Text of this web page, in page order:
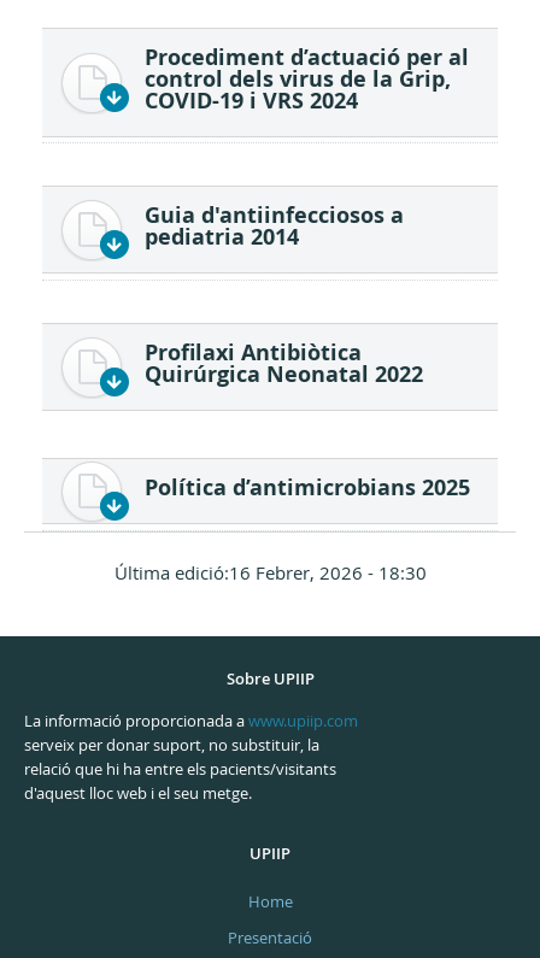
Procediment d’actuació per al
control dels virus de la Grip,
COVID-19 i VRS 2024
Guia d'antiinfecciosos a
pediatria 2014
Profilaxi Antibiòtica
Quirúrgica Neonatal 2022
Política d’antimicrobians 2025
Última edició:16 Febrer, 2026 - 18:30
Sobre UPIIP
La informació proporcionada awww.upiip.com
serveix per donar suport, no substituir, la
relació que hi ha entre els pacients/visitants
d'aquest lloc web i el seu metge.
UPIIP
Home
Presentació